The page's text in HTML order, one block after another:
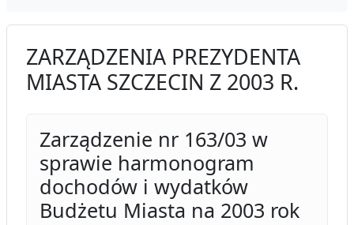
ZARZĄDZENIA PREZYDENTA
MIASTA SZCZECIN Z 2003 R.
Zarządzenie nr 163/03 w
sprawie harmonogram
dochodów i wydatków
Budżetu Miasta na 2003 rok